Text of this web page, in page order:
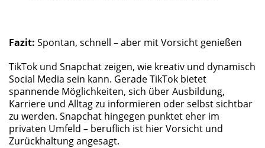
Fazit: Spontan, schnell – aber mit Vorsicht genießen
TikTok und Snapchat zeigen, wie kreativ und dynamisch
Social Media sein kann. Gerade TikTok bietet
spannende Möglichkeiten, sich über Ausbildung,
Karriere und Alltag zu informieren oder selbst sichtbar
zu werden. Snapchat hingegen punktet eher im
privaten Umfeld – beruflich ist hier Vorsicht und
Zurückhaltung angesagt.